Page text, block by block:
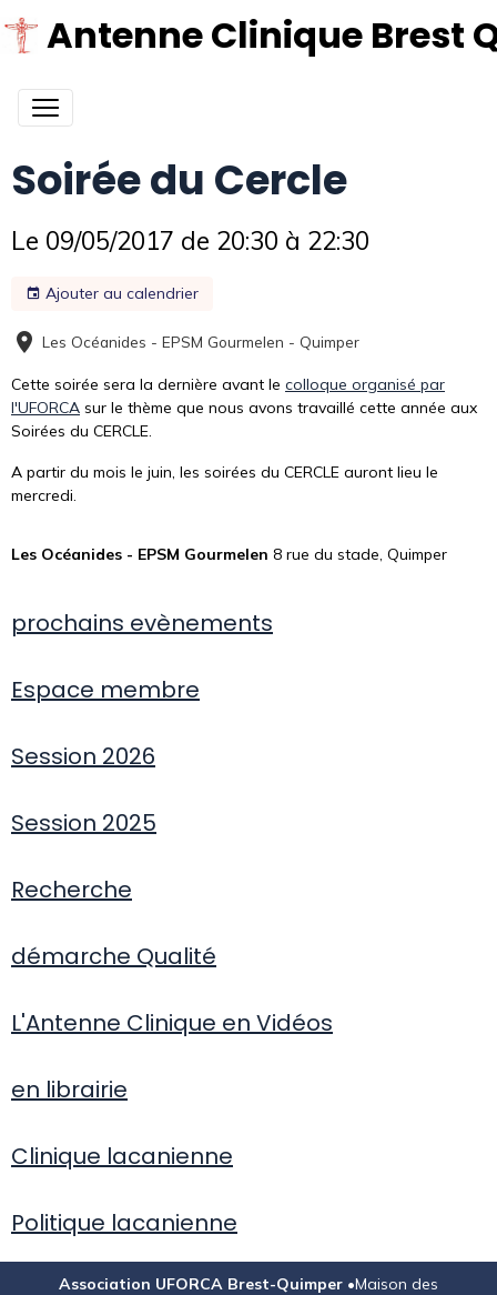
Antenne Clinique Brest
Soirée du Cercle
Le 09/05/2017 de 20:30 à 22:30
Ajouter au calendrier
Les Océanides - EPSM Gourmelen - Quimper
Cette soirée sera la dernière avant le colloque organisé par
l'UFORCA sur le thème que nous avons travaillé cette année aux
Soirées du CERCLE.
A partir du mois le juin, les soirées du CERCLE auront lieu le
mercredi.
Les Océanides - EPSM Gourmelen 8 rue du stade, Quimper
prochains evènements
Espace membre
Session 2026
Session 2025
Recherche
démarche Qualité
L'Antenne Clinique en Vidéos
en librairie
Clinique lacanienne
Politique lacanienne
Association UFORCA Brest-Quimper •Maison des